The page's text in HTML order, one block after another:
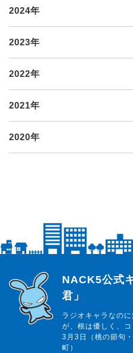
2024年
2023年
2022年
2021年
2020年
らじっと君
NACK5公式
君」
ラジオキャラなの
が、根は優しく、
3月3日（桃の節句
町）